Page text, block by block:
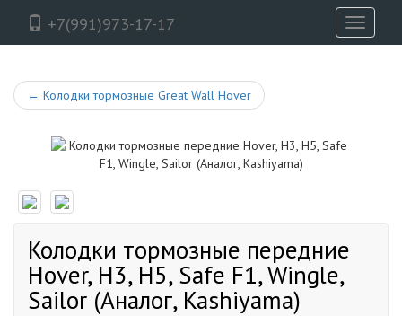
+7(991)973-17-17
Toggle
← Колодки тормозные Great Wall Hover
Колодки тормозные передние
Hover, H3, H5, Safe F1, Wingle,
Sailor (Аналог, Kashiyama)